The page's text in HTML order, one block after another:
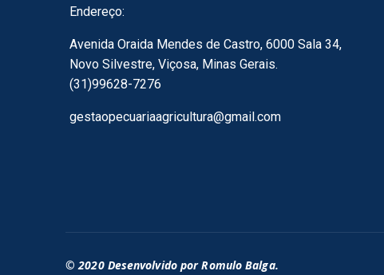
Endereço:
Avenida Oraida Mendes de Castro, 6000 Sala 34,
Novo Silvestre, Viçosa, Minas Gerais.
(31)99628-7276
gestaopecuariaagricultura@gmail.com
© 2020 Desenvolvido por Romulo Balga.